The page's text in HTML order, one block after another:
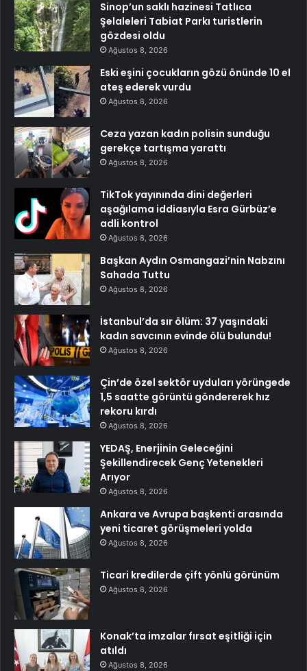
Sinop’un saklı hazinesi Tatlıca
Şelaleleri Tabiat Parkı turistlerin
gözdesi oldu
Ağustos 8, 2026
Eski eşini çocukların gözü önünde 10 el
ateş ederek vurdu
Ağustos 8, 2026
Ceza yazan kadın polisin sunduğu
gerekçe tartışma yarattı
Ağustos 8, 2026
TikTok yayınında dini değerleri
aşağılama iddiasıyla Esra Gürbüz’e
adli kontrol
Ağustos 8, 2026
Başkan Aydın Osmangazi’nin Nabzını
Sahada Tuttu
Ağustos 8, 2026
İstanbul’da sır ölüm: 37 yaşındaki
kadın savcının evinde ölü bulundu!
Ağustos 8, 2026
Çin’de özel sektör uyduları yörüngede
1,5 saatte görüntü göndererek hız
rekoru kırdı
Ağustos 8, 2026
YEDAŞ, Enerjinin Geleceğini
Şekillendirecek Genç Yetenekleri
Arıyor
Ağustos 8, 2026
Ankara ve Avrupa başkenti arasında
yeni ticaret görüşmeleri yolda
Ağustos 8, 2026
Ticari kredilerde çift yönlü görünüm
Ağustos 8, 2026
Konak’ta imzalar fırsat eşitliği için
atıldı
Ağustos 8, 2026